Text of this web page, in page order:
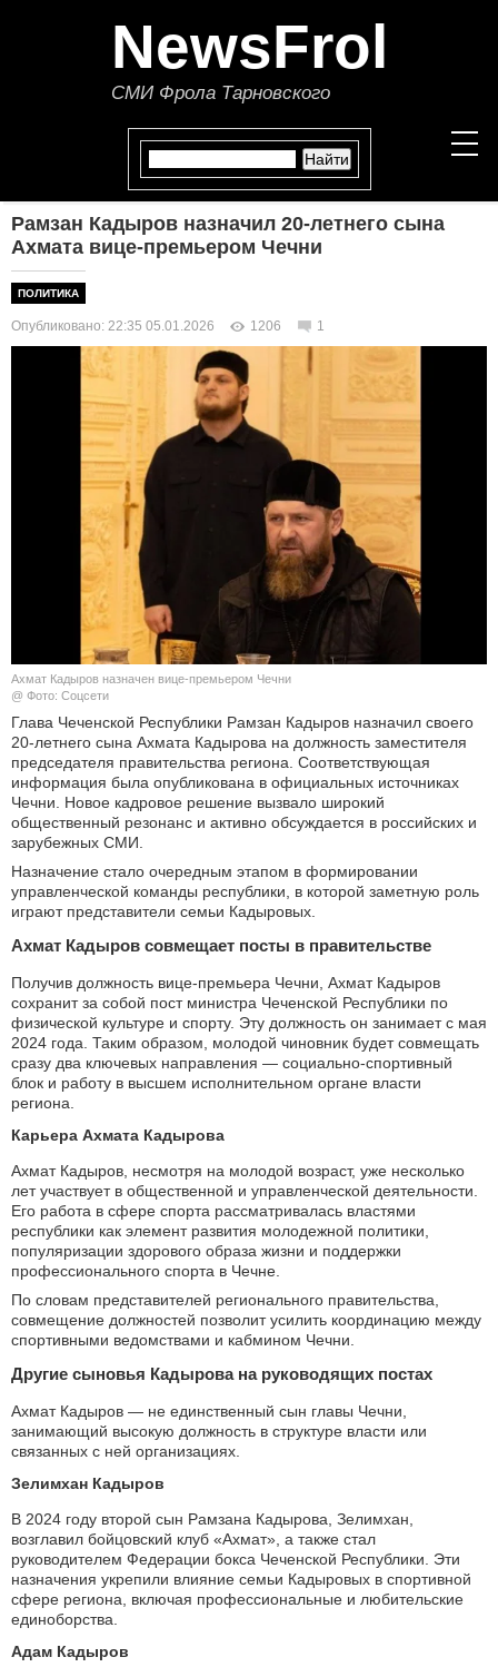
NewsFrol
СМИ Фрола Тарновского
НОВОСТИ
ПОЛИТИКА
ЭКОНОМИКА
В МИРЕ
ОБЩЕСТВО
КУЛЬТУРА
НАУКА
АВТО И МОТО
ЭГОИЗМ
Рамзан Кадыров назначил 20-летнего сына
Ахмата вице-премьером Чечни
ПОЛИТИКА
Опубликовано: 22:35 05.01.2026 1206 1
Ахмат Кадыров назначен вице-премьером Чечни
@ Фото: Соцсети
Глава Чеченской Республики Рамзан Кадыров назначил своего
20-летнего сына Ахмата Кадырова на должность заместителя
председателя правительства региона. Соответствующая
информация была опубликована в официальных источниках
Чечни. Новое кадровое решение вызвало широкий
общественный резонанс и активно обсуждается в российских и
зарубежных СМИ.
Назначение стало очередным этапом в формировании
управленческой команды республики, в которой заметную роль
играют представители семьи Кадыровых.
Ахмат Кадыров совмещает посты в правительстве
Получив должность вице-премьера Чечни, Ахмат Кадыров
сохранит за собой пост министра Чеченской Республики по
физической культуре и спорту. Эту должность он занимает с мая
2024 года. Таким образом, молодой чиновник будет совмещать
сразу два ключевых направления — социально-спортивный
блок и работу в высшем исполнительном органе власти
региона.
Карьера Ахмата Кадырова
Ахмат Кадыров, несмотря на молодой возраст, уже несколько
лет участвует в общественной и управленческой деятельности.
Его работа в сфере спорта рассматривалась властями
республики как элемент развития молодежной политики,
популяризации здорового образа жизни и поддержки
профессионального спорта в Чечне.
По словам представителей регионального правительства,
совмещение должностей позволит усилить координацию между
спортивными ведомствами и кабмином Чечни.
Другие сыновья Кадырова на руководящих постах
Ахмат Кадыров — не единственный сын главы Чечни,
занимающий высокую должность в структуре власти или
связанных с ней организациях.
Зелимхан Кадыров
В 2024 году второй сын Рамзана Кадырова, Зелимхан,
возглавил бойцовский клуб «Ахмат», а также стал
руководителем Федерации бокса Чеченской Республики. Эти
назначения укрепили влияние семьи Кадыровых в спортивной
сфере региона, включая профессиональные и любительские
единоборства.
Адам Кадыров